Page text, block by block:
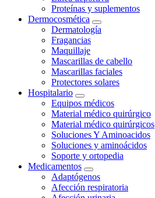
Proteínas y suplementos
Dermocosmética
Dermatología
Fragancias
Maquillaje
Mascarillas de cabello
Mascarillas faciales
Protectores solares
Hospitalario
Equipos médicos
Material médico quirúrgico
Material médico quirúrgicos
Soluciones Y Aminoacidos
Soluciones y aminoácidos
Soporte y ortopedia
Medicamentos
Adaptógenos
Afección respiratoria